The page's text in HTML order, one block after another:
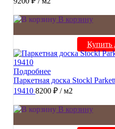
В корзину
Купить
Подробнее
Паркетная доска Stockl
19410 8200 ₽ / м2
В корзину